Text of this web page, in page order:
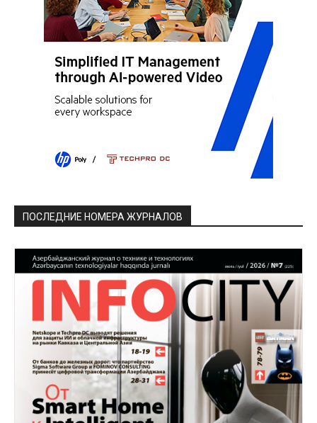
ПОСЛЕДНИЕ НОМЕРА ЖУРНАЛОВ